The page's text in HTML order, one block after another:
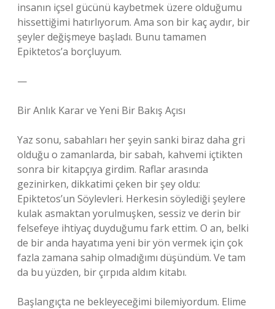
insanın içsel gücünü kaybetmek üzere olduğumu
hissettiğimi hatırlıyorum. Ama son bir kaç aydır, bir
şeyler değişmeye başladı. Bunu tamamen
Epiktetos’a borçluyum.
—
Bir Anlık Karar ve Yeni Bir Bakış Açısı
Yaz sonu, sabahları her şeyin sanki biraz daha gri
olduğu o zamanlarda, bir sabah, kahvemi içtikten
sonra bir kitapçıya girdim. Raflar arasında
gezinirken, dikkatimi çeken bir şey oldu:
Epiktetos’un Söylevleri. Herkesin söylediği şeylere
kulak asmaktan yorulmuşken, sessiz ve derin bir
felsefeye ihtiyaç duyduğumu fark ettim. O an, belki
de bir anda hayatıma yeni bir yön vermek için çok
fazla zamana sahip olmadığımı düşündüm. Ve tam
da bu yüzden, bir çırpıda aldım kitabı.
Başlangıçta ne bekleyeceğimi bilemiyordum. Elime